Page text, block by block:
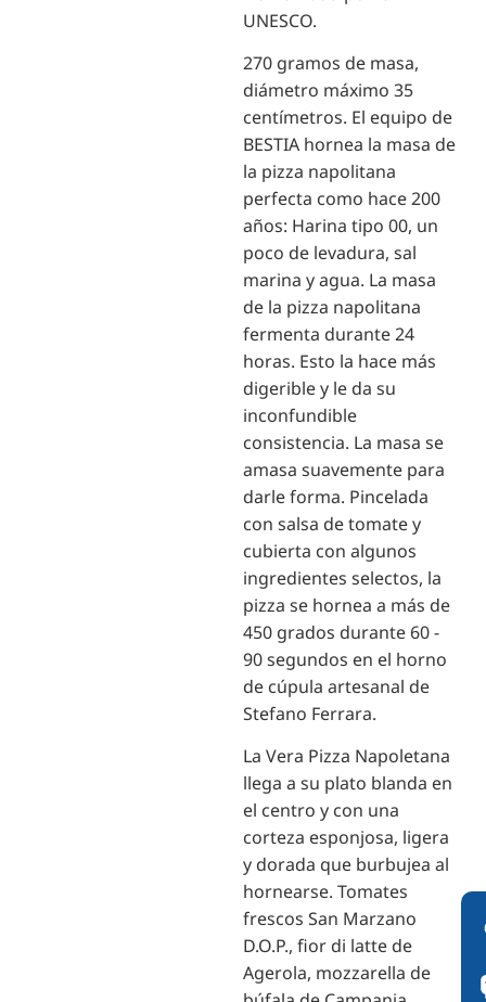
UNESCO.
270 gramos de masa,
diámetro máximo 35
centímetros. El equipo de
BESTIA hornea la masa de
la pizza napolitana
perfecta como hace 200
años: Harina tipo 00, un
poco de levadura, sal
marina y agua. La masa
de la pizza napolitana
fermenta durante 24
horas. Esto la hace más
digerible y le da su
inconfundible
consistencia. La masa se
amasa suavemente para
darle forma. Pincelada
con salsa de tomate y
cubierta con algunos
ingredientes selectos, la
pizza se hornea a más de
450 grados durante 60 -
90 segundos en el horno
de cúpula artesanal de
Stefano Ferrara.
La Vera Pizza Napoletana
llega a su plato blanda en
el centro y con una
corteza esponjosa, ligera
y dorada que burbujea al
hornearse. Tomates
frescos San Marzano
D.O.P., fior di latte de
Agerola, mozzarella de